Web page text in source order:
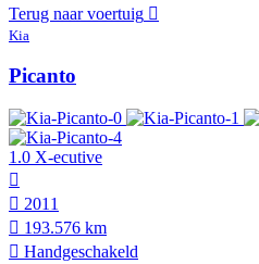
Terug naar voertuig
Kia
Picanto
1.0 X-ecutive
2011
193.576 km
Hand­geschakeld